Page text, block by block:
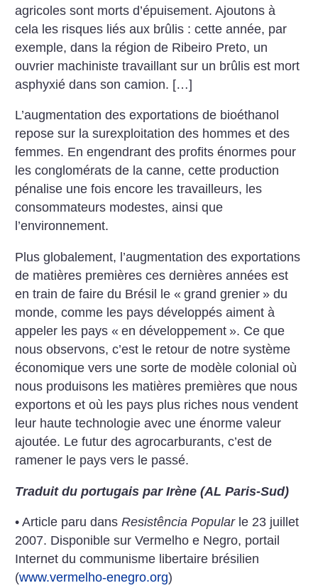
agricoles sont morts d’épuisement. Ajoutons à
cela les risques liés aux brûlis : cette année, par
exemple, dans la région de Ribeiro Preto, un
ouvrier machiniste travaillant sur un brûlis est mort
asphyxié dans son camion. […]
L’augmentation des exportations de bioéthanol
repose sur la surexploitation des hommes et des
femmes. En engendrant des profits énormes pour
les conglomérats de la canne, cette production
pénalise une fois encore les travailleurs, les
consommateurs modestes, ainsi que
l’environnement.
Plus globalement, l’augmentation des exportations
de matières premières ces dernières années est
en train de faire du Brésil le « grand grenier » du
monde, comme les pays développés aiment à
appeler les pays « en développement ». Ce que
nous observons, c’est le retour de notre système
économique vers une sorte de modèle colonial où
nous produisons les matières premières que nous
exportons et où les pays plus riches nous vendent
leur haute technologie avec une énorme valeur
ajoutée. Le futur des agrocarburants, c’est de
ramener le pays vers le passé.
Traduit du portugais par Irène (AL Paris-Sud)
• Article paru dansResistência Popularle 23 juillet
2007. Disponible sur Vermelho e Negro, portail
Internet du communisme libertaire brésilien
(www.vermelho-enegro.org)